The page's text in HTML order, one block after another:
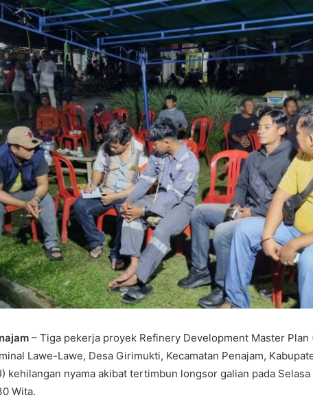
– Tiga pekerja proyek Refinery Development Master Plan
Lawe-Lawe, Desa Girimukti, Kecamatan Penajam,
kehilangan nyama akibat tertimbun longsor galian pada
Wita.